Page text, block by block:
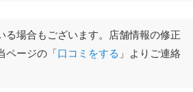
場合もございます。店舗情報の修正
ページの「口コミをする 」よりご連絡